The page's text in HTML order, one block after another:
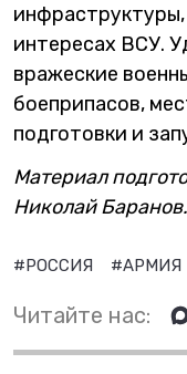
интересах ВСУ.
вражеские
боеприпасов,
подготовки и
Материал
Николай Баранов.
#РОССИЯ #АРМИЯ
Читайте нас: